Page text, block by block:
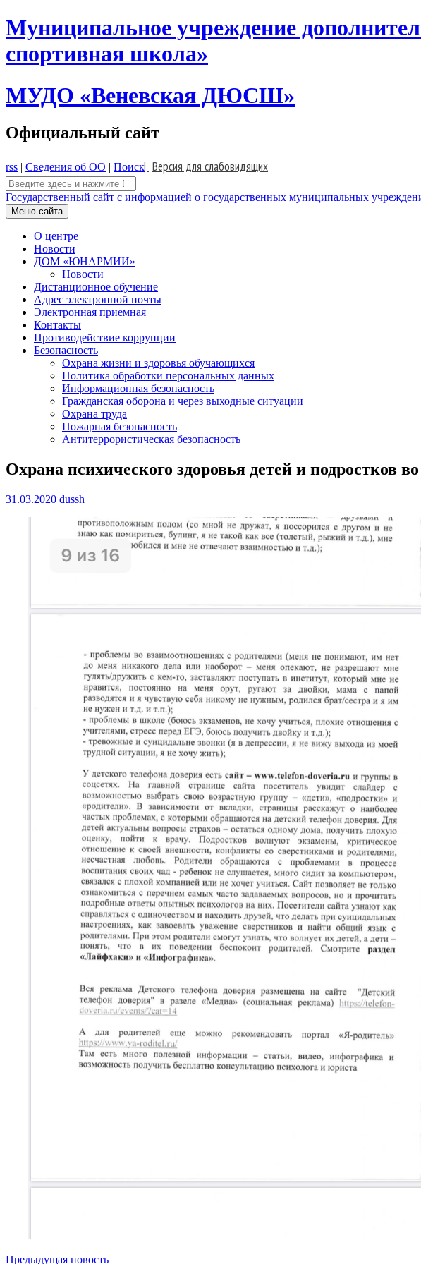
Skip
to
Муниципальное учреждение
спортивная школа»
МУДО «Веневская ДЮСШ»
Официальный сайт
rss | Сведения об ОО | Поиск| Версия для слабовидящих
Поиск:
Государственный сайт с информацией о государственных муниципальных
Меню сайта
О центре
Новости
ДОМ «ЮНАРМИИ»
Новости
Дистанционное обучение
Адрес электронной почты
Электронная приемная
Контакты
Противодействие коррупции
Безопасность
Охрана жизни и здоровья обучающихся
Политика обработки персональных данных
Информационная безопасность
Гражданская оборона и через выходные ситуации
Охрана труда
Пожарная безопасность
Антитеррористическая безопасность
Охрана психического здоровья детей и подростков
31.03.2020 dussh
Предыдущая новость